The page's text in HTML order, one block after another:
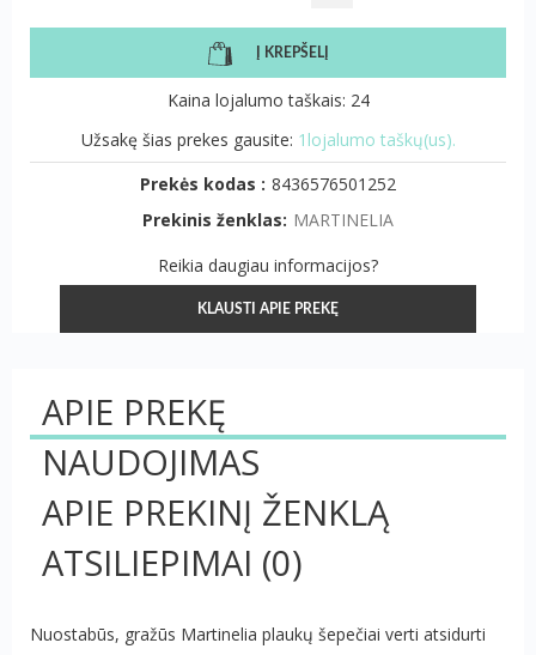
Į KREPŠELĮ
Kaina lojalumo taškais: 24
Užsakę šias prekes gausite: 1lojalumo taškų(us).
Prekės kodas : 8436576501252
Prekinis ženklas: MARTINELIA
Reikia daugiau informacijos?
KLAUSTI APIE PREKĘ
APIE PREKĘ
NAUDOJIMAS
APIE PREKINĮ ŽENKLĄ
ATSILIEPIMAI (0)
Nuostabūs, gražūs Martinelia plaukų šepečiai verti atsidurti